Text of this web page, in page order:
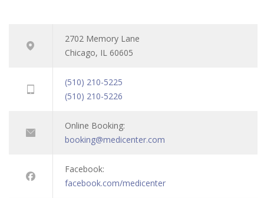
2702 Memory Lane
Chicago, IL 60605
(510) 210-5225
(510) 210-5226
Online Booking:
booking@medicenter.com
Facebook:
facebook.com/medicenter